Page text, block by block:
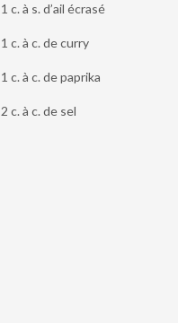
1 c. à s. d’ail écrasé
1 c. à c. de curry
1 c. à c. de paprika
2 c. à c. de sel